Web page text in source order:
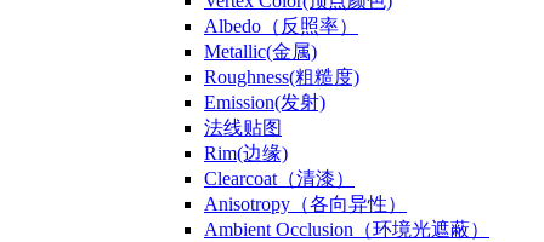
Albedo（反照率）
Metallic(金属)
Roughness(粗糙度)
Emission(发射)
法线贴图
Rim(边缘)
Clearcoat（清漆）
Anisotropy（各向异性）
Ambient Occlusion（环境光遮蔽）